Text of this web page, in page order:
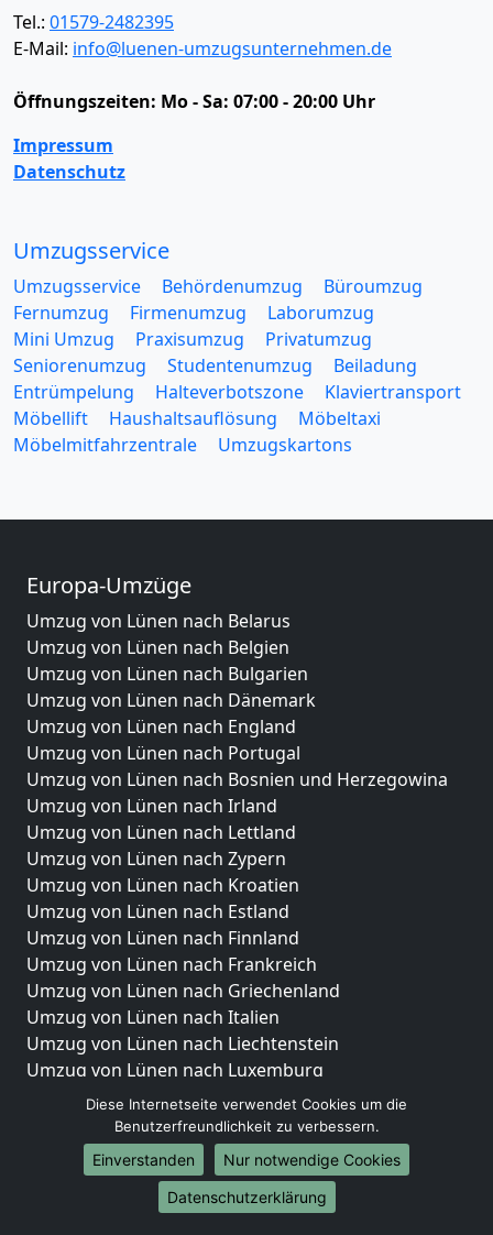
Tel.: 01579-2482395
E-Mail: info@luenen-umzugsunternehmen.de
Öffnungszeiten: Mo - Sa: 07:00 - 20:00 Uhr
Impressum
Datenschutz
Umzugsservice
Umzugsservice Behördenumzug
Büroumzug
Fernumzug
Firmenumzug
Laborumzug
Mini Umzug
Praxisumzug
Privatumzug
Seniorenumzug
Studentenumzug
Beiladung
Entrümpelung
Halteverbotszone
Klaviertransport
Möbellift
Haushaltsauflösung
Möbeltaxi
Möbelmitfahrzentrale
Umzugskartons
Europa-Umzüge
Umzug von Lünen nach Belarus
Umzug von Lünen nach Belgien
Umzug von Lünen nach Bulgarien
Umzug von Lünen nach Dänemark
Umzug von Lünen nach England
Umzug von Lünen nach Portugal
Umzug von Lünen nach Bosnien und Herzegowina
Umzug von Lünen nach Irland
Umzug von Lünen nach Lettland
Umzug von Lünen nach Zypern
Umzug von Lünen nach Kroatien
Umzug von Lünen nach Estland
Umzug von Lünen nach Finnland
Umzug von Lünen nach Frankreich
Umzug von Lünen nach Griechenland
Umzug von Lünen nach Italien
Umzug von Lünen nach Liechtenstein
Umzug von Lünen nach Luxemburg
Umzug von Lünen nach Niederlande
Umzug von Lünen nach Norwegen
Umzüge-Deutschlandweit
Umzug von Lünen nach Berlin
Diese Internetseite verwendet Cookies um die
Benutzerfreundlichkeit zu verbessern.
Einverstanden
Nur notwendige Cookies
Datenschutzerklärung